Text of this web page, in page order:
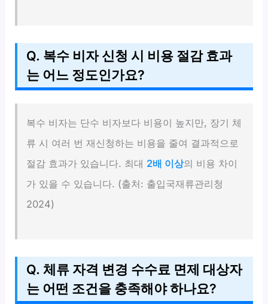
Q. 복수 비자 신청 시 비용 절감 효과
는 어느 정도인가요?
복수 비자는 단수 비자보다 비용이 높지만, 장기 체
류 시 여러 번 재신청하는 비용을 줄여 결과적으로
절감 효과가 있습니다. 최대 2배 이상의 비용 차이
가 있을 수 있습니다. (출처: 출입국재류관리청
2024)
Q. 체류 자격 변경 수수료 면제 대상자
는 어떤 조건을 충족해야 하나요?